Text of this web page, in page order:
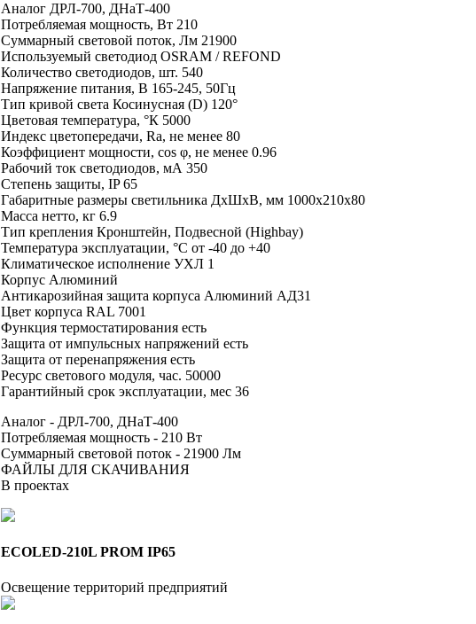
Аналог ДРЛ-700, ДНаТ-400
Потребляемая мощность, Вт 210
Суммарный световой поток, Лм 21900
Используемый светодиод OSRAM / REFOND
Количество светодиодов, шт. 540
Напряжение питания, В 165-245, 50Гц
Тип кривой света Косинусная (D) 120°
Цветовая температура, °К 5000
Индекс цветопередачи, Ra, не менее 80
Коэффициент мощности, cos φ, не менее 0.96
Рабочий ток светодиодов, мА 350
Степень защиты, IP 65
Габаритные размеры светильника ДхШхВ, мм 1000х210х80
Масса нетто, кг 6.9
Тип крепления Кронштейн, Подвесной (Highbay)
Температура эксплуатации, °С от -40 до +40
Климатическое исполнение УХЛ 1
Корпус Алюминий
Антикарозийная защита корпуса Алюминий АД31
Цвет корпуса RAL 7001
Функция термостатирования есть
Защита от импульсных напряжений есть
Защита от перенапряжения есть
Ресурс светового модуля, час. 50000
Гарантийный срок эксплуатации, мес 36
Аналог - ДРЛ-700, ДНаТ-400
Потребляемая мощность - 210 Вт
Суммарный световой поток - 21900 Лм
ФАЙЛЫ ДЛЯ СКАЧИВАНИЯ
В проектах
ECOLED-210L PROM IP65
Освещение территорий предприятий